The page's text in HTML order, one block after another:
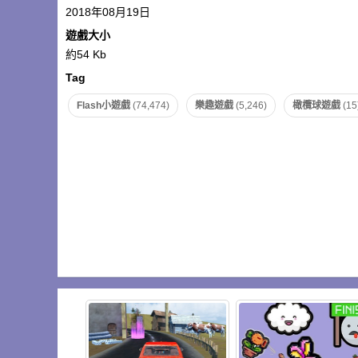
2018年08月19日
遊戲大小
約54 Kb
Tag
Flash小遊戲 (74,474) 樂趣遊戲 (5,246) 橄欖球遊戲